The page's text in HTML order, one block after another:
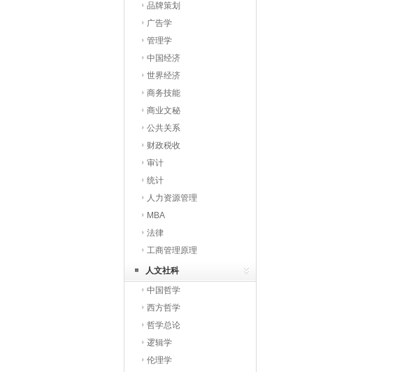
品牌策划
广告学
管理学
中国经济
世界经济
商务技能
商业文秘
公共关系
财政税收
审计
统计
人力资源管理
MBA
法律
工商管理原理
人文社科
中国哲学
西方哲学
哲学总论
逻辑学
伦理学